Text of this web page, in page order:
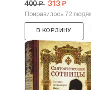
400 ₽ 313 ₽
Понравилось 72
В КОРЗИНУ